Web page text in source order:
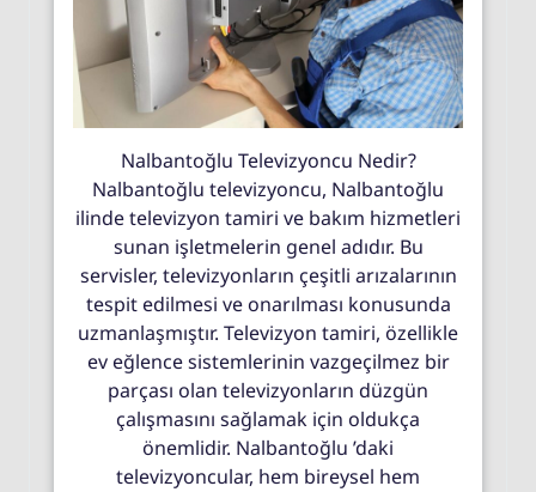
Nalbantoğlu Televizyoncu Nedir?
Nalbantoğlu televizyoncu, Nalbantoğlu
ilinde televizyon tamiri ve bakım hizmetleri
sunan işletmelerin genel adıdır. Bu
servisler, televizyonların çeşitli arızalarının
tespit edilmesi ve onarılması konusunda
uzmanlaşmıştır. Televizyon tamiri, özellikle
ev eğlence sistemlerinin vazgeçilmez bir
parçası olan televizyonların düzgün
çalışmasını sağlamak için oldukça
önemlidir. Nalbantoğlu ’daki
televizyoncular, hem bireysel hem